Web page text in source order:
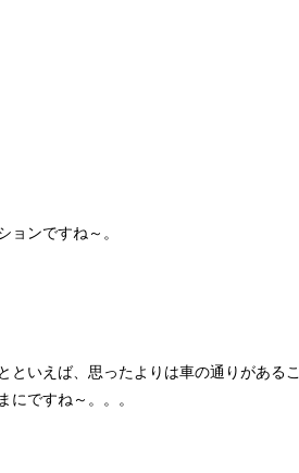
ョンですね～。
といえば、思ったよりは車の通りがあるこ
にですね～。。。